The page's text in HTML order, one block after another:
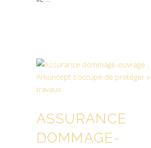
ASSURANCE
DOMMAGE-